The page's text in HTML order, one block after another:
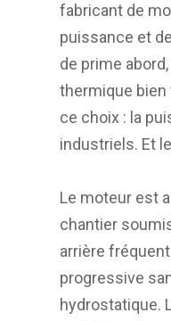
fabricant de
puissance et
de prime
thermique bien
ce choix : la
industriels. Et
Le moteur est
chantier
arrière
progressive
hydrostatique.